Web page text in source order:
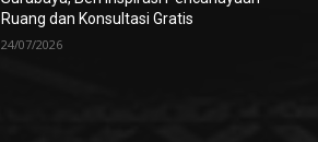
Ruang dan Konsultasi Gratis
24/07/2026